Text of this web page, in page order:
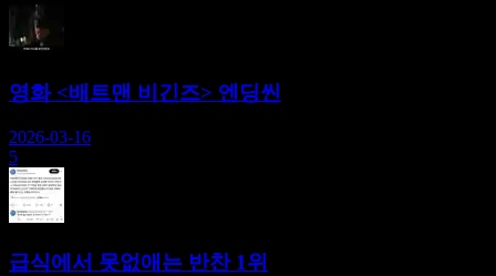
영화 <배트맨 비긴즈> 엔딩씬
2026-03-16
5
급식에서 못없애는 반찬 1위